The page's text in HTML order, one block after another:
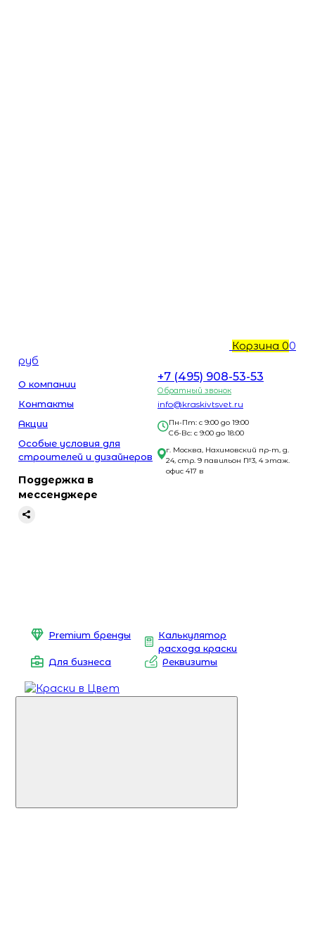
Корзина 00
руб
О компании
Контакты
Акции
Особые условия для
строителей и дизайнеров
Поддержка в
мессенджере
+7 (495) 908-53-53
Обратный звонок
info@kraskivtsvet.ru
Пн-Пт: с 9:00 до 19:00
Сб-Вс: с 9:00 до 18:00
г. Москва, Нахимовский пр-т, д.
24, стр. 9 павильон №3, 4 этаж.
офис 417 в
Premium бренды
Калькулятор
расхода краски
Для бизнеса
Реквизиты